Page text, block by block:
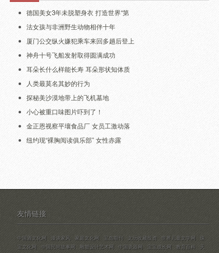
德国美女3年未脱塑身衣 打造世界“第
法女孩与非洲野生动物相伴十年
厦门公交纵火嫌犯乘车来回多趟后登上
神舟十号飞船发射取得圆满成功
耳朵长什么样能长寿 耳朵形状知体质
人类最莫名其妙的行为
探秘美沙漠地带上的飞机墓地
小心被重口味图片吓到了！
金正恩视察平壤食品厂 女员工激动落
纽约现“裸胸阅读俱乐部” 女性赤露
友情链接
中国酒文化网 漫谈家风 家庭文化网 宝岛期刊 文玩收藏投资 世界儿童文学网
珠
宝文化网
中国民间故事网 雕塑设计艺术网 中国瓷器网 宝宝成长网 教育百科
天